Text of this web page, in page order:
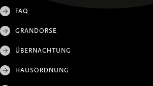
FAQ
GRANDORSE
ÜBERNACHTUNG
HAUSORDNUNG